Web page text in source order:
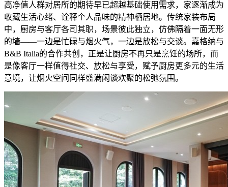
高净值人群对居所的期待早已超越基础使用需求，家逐渐成为
收藏生活心绪、诠释个人品味的精神栖居地。传统家装布局
中，厨房与客厅各司其职，场景彼此独立，仿佛隔着一面无形
的墙——一边是忙碌与烟火气，一边是放松与交谈。嘉格纳与
B&B Italia的合作共创，正是让厨房不再只是烹饪的场所，而
是像客厅一样值得社交、放松与享受，赋予厨房更多元的生活
意境，让烟火空间同样盛满闲谈欢聚的松弛氛围。